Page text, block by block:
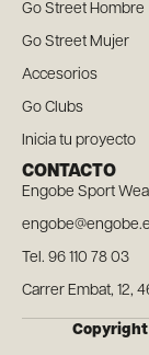
Go Street Hombre
Go Street Mujer
Accesorios
Go Clubs
Inicia tu proyecto
CONTACTO
Engobe Sport
Tel. 96 110 78 03
Carrer Embat, 12,
Copyright